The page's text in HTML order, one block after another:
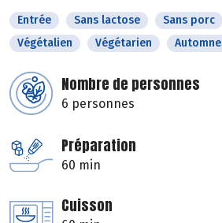
Entrée Sans lactose Sans porc
Végétalien
Végétarien Automne
Nombre de personnes
6 personnes
Préparation
60 min
Cuisson